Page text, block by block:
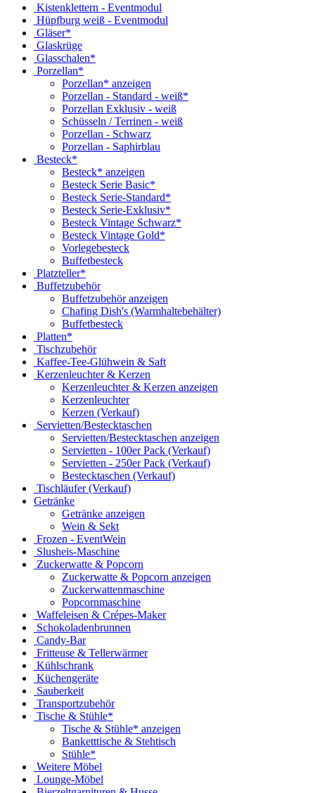
Kistenklettern - Eventmodul
Hüpfburg weiß - Eventmodul
Gläser*
Glaskrüge
Glasschalen*
Porzellan*
Porzellan* anzeigen
Porzellan - Standard - weiß*
Porzellan Exklusiv - weiß
Schüsseln / Terrinen - weiß
Porzellan - Schwarz
Porzellan - Saphirblau
Besteck*
Besteck* anzeigen
Besteck Serie Basic*
Besteck Serie-Standard*
Besteck Serie-Exklusiv*
Besteck Vintage Schwarz*
Besteck Vintage Gold*
Vorlegebesteck
Buffetbesteck
Platzteller*
Buffetzubehör
Buffetzubehör anzeigen
Chafing Dish's (Warmhaltebehälter)
Buffetbesteck
Platten*
Tischzubehör
Kaffee-Tee-Glühwein & Saft
Kerzenleuchter & Kerzen
Kerzenleuchter & Kerzen anzeigen
Kerzenleuchter
Kerzen (Verkauf)
Servietten/Bestecktaschen
Servietten/Bestecktaschen anzeigen
Servietten - 100er Pack (Verkauf)
Servietten - 250er Pack (Verkauf)
Bestecktaschen (Verkauf)
Tischläufer (Verkauf)
Getränke
Getränke anzeigen
Wein & Sekt
Frozen - EventWein
Slusheis-Maschine
Zuckerwatte & Popcorn
Zuckerwatte & Popcorn anzeigen
Zuckerwattenmaschine
Popcornmaschine
Waffeleisen & Crépes-Maker
Schokoladenbrunnen
Candy-Bar
Fritteuse & Tellerwärmer
Kühlschrank
Küchengeräte
Sauberkeit
Transportzubehör
Tische & Stühle*
Tische & Stühle* anzeigen
Banketttische & Stehtisch
Stühle*
Weitere Möbel
Lounge-Möbel